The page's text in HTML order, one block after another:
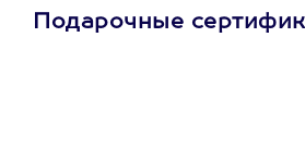
Подарочные